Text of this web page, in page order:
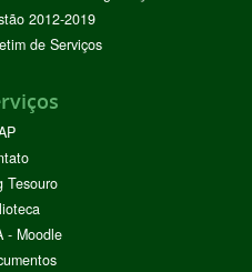
2012-2019
de Serviços
Tesouro
- Moodle